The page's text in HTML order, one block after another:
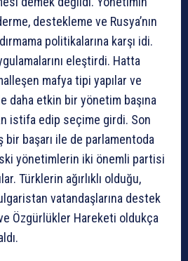
destekleme ve Rusya’nın
politikalarına karşı idi.
eleştirdi. Hatta
mafya tipi yapılar ve
daha etkin bir yönetim başına
istifa edip seçime girdi. Son
başarı ile de parlamentoda
yönetimlerin iki önemli partisi
Türklerin ağırlıklı olduğu,
vatandaşlarına destek
ve Özgürlükler Hareketi oldukça